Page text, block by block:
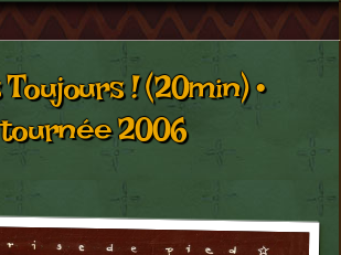
! (20min) •
tournée 2006